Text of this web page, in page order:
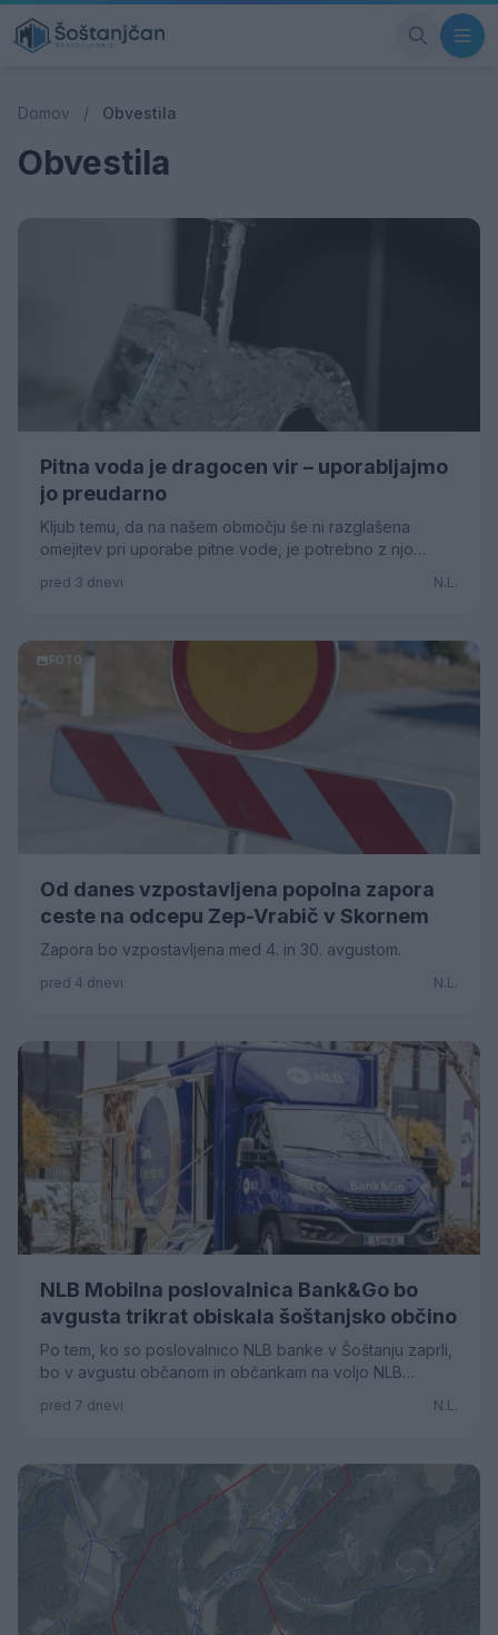
Domov / Obvestila
Obvestila
Pitna voda je dragocen vir – uporabljajmo
jo preudarno
Kljub temu, da na našem območju še ni razglašena
omejitev pri uporabe pitne vode, je potrebno z njo
poskrbeli, da bo kakovostna pitna voda na voljo tudi
pred 3 dnevi N.L.
FOTO
Od danes vzpostavljena popolna zapora
ceste na odcepu Zep-Vrabič v Skornem
Zapora bo vzpostavljena med 4. in 30. avgustom.
pred 4 dnevi N.L.
NLB Mobilna poslovalnica Bank&Go bo
avgusta trikrat obiskala šoštanjsko občino
Po tem, ko so poslovalnico NLB banke v Šoštanju zaprli,
bo v avgustu občanom in občankam na voljo NLB
pred 7 dnevi N.L.